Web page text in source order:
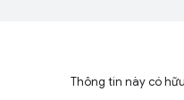
Thông tin này có